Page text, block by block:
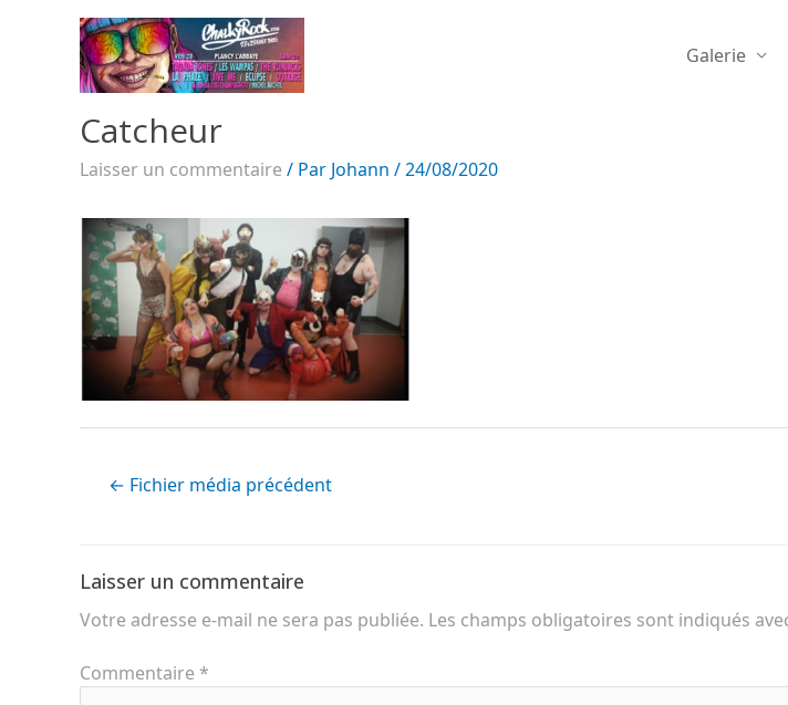
Galerie
Catcheur
Laisser un commentaire / Par Johann /24/08/2020
← Fichier média précédent
Laisser un commentaire
Votre adresse e-mail ne sera pas publiée. Les champs obligatoires sont indiqués
Commentaire *